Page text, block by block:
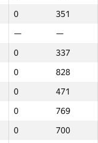
0
351
—
—
0
337
0
828
0
471
0
769
0
700
0
351
—
—
0
337
0
828
0
471
0
769
0
700